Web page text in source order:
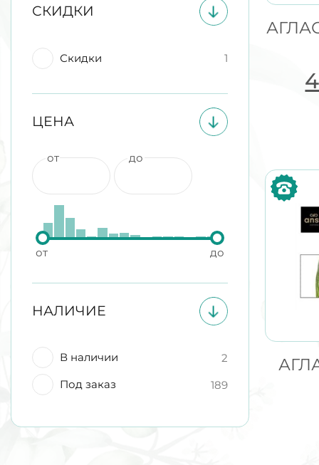
СКИДКИ
Скидки 1
ЦЕНА
от до
от до
НАЛИЧИЕ
В наличии
2
Под заказ
189